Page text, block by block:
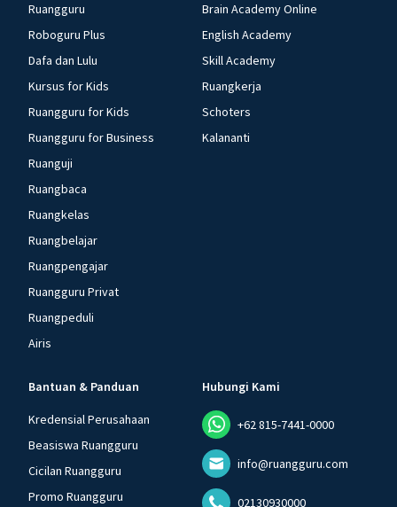
Ruangguru
Roboguru Plus
Dafa dan Lulu
Kursus for Kids
Ruangguru for Kids
Ruangguru for Business
Ruanguji
Ruangbaca
Ruangkelas
Ruangbelajar
Ruangpengajar
Ruangguru Privat
Ruangpeduli
Airis
Brain Academy Online
English Academy
Skill Academy
Ruangkerja
Schoters
Kalananti
Bantuan & Panduan
Kredensial Perusahaan
Beasiswa Ruangguru
Cicilan Ruangguru
Promo Ruangguru
Hubungi Kami
+62 815-7441-0000
info@ruangguru.com
02130930000